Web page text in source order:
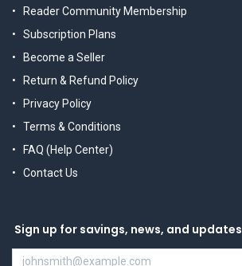
Reader Community Membership
Subscription Plans
Become a Seller
Return & Refund Policy
Privacy Policy
Terms & Conditions
FAQ (Help Center)
Contact Us
Sign up for savings, news, and updates